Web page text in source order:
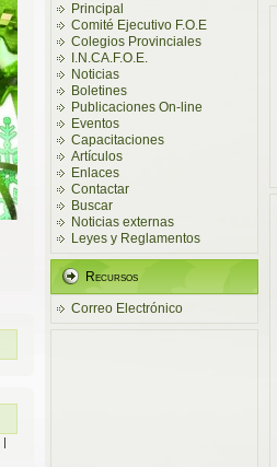
|
Principal
Comité Ejecutivo F.O.E
Colegios Provinciales
I.N.CA.F.O.E.
Noticias
Boletines
Publicaciones On-line
Eventos
Capacitaciones
Artículos
Enlaces
Contactar
Buscar
Noticias externas
Leyes y Reglamentos
Recursos
Correo Electrónico